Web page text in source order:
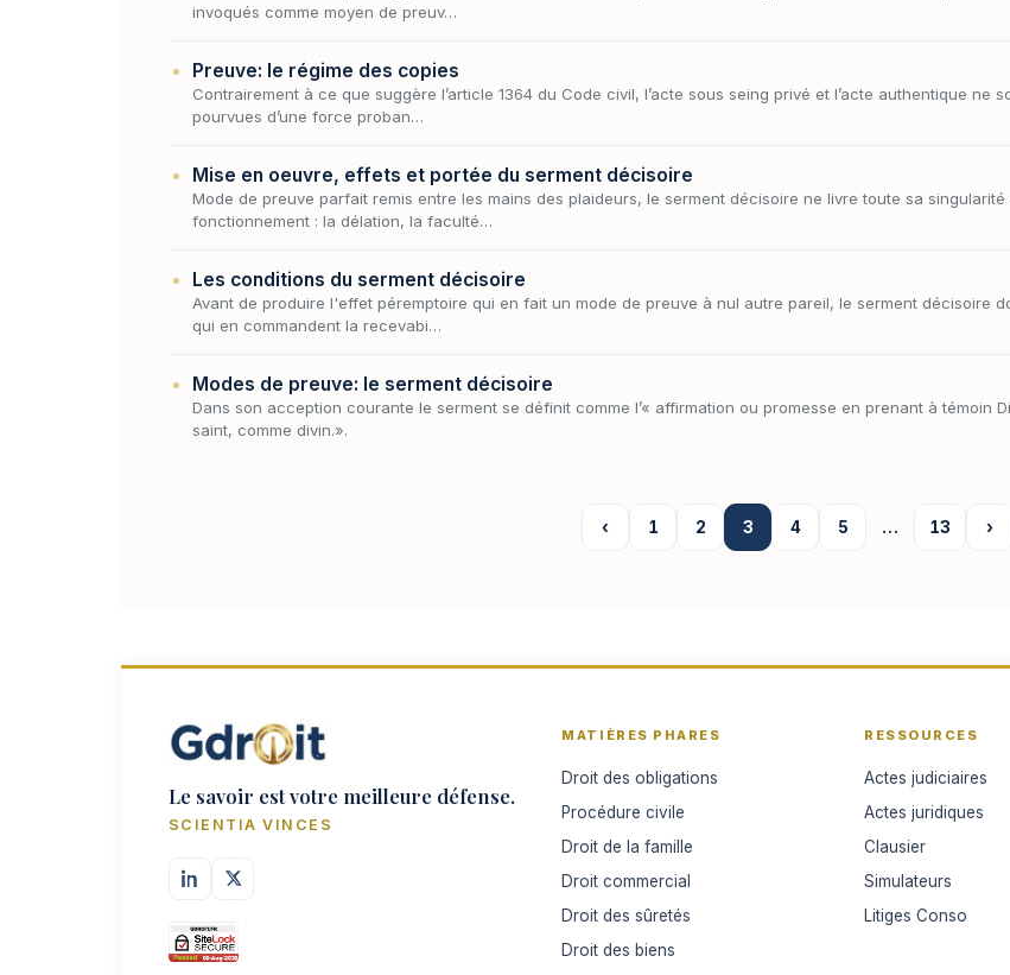
invoqués comme moyen de preuv…
Preuve: le régime des copies
Contrairement à ce que suggère l’article 1364 du Code civil, l’acte sous seing privé et l’acte authentique ne
pourvues d’une force proban…
Mise en oeuvre, effets et portée du serment décisoire
Mode de preuve parfait remis entre les mains des plaideurs, le serment décisoire ne livre toute sa
fonctionnement : la délation, la faculté…
Les conditions du serment décisoire
Avant de produire l'effet péremptoire qui en fait un mode de preuve à nul autre pareil, le serment décisoire
qui en commandent la recevabi…
Modes de preuve: le serment décisoire
Dans son acception courante le serment se définit comme l’« affirmation ou promesse en prenant à témoin
saint, comme divin.».
‹ 1 2 3 4 5 … 13 ›
Le savoir est votre meilleure défense.
SCIENTIA VINCES
MATIÈRES PHARES
Droit des obligations
Procédure civile
Droit de la famille
Droit commercial
Droit des sûretés
Droit des biens
RESSOURCES
Actes judiciaires
Actes juridiques
Clausier
Simulateurs
Litiges Conso